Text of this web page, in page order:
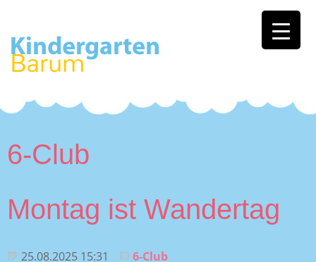
6-Club
Montag ist Wandertag
25.08.2025 15:31
6-Club